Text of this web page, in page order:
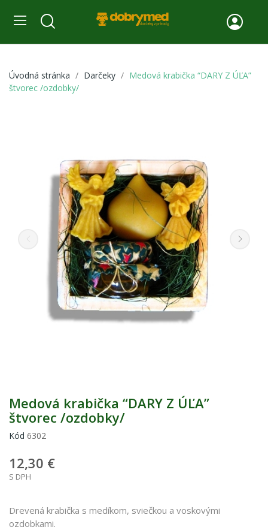
Úvodná stránka Darčeky
Medová krabička “DARY Z ÚĽA”
štvorec /ozdobky/
Medová krabička “DARY Z ÚĽA”
štvorec /ozdobky/
Kód 6302
12,30 €
S DPH
Drevená krabička s medíkom, sviečkou a voskovými
ozdobkami.